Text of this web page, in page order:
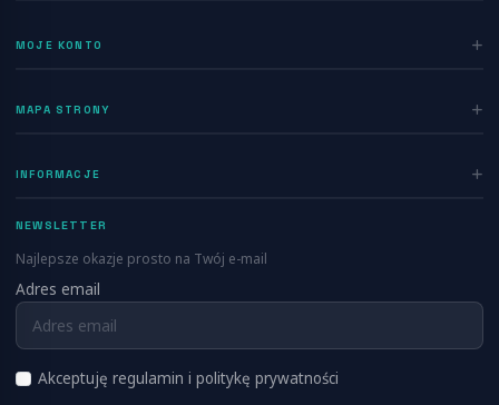
MOJE KONTO
Rejestracja
MAPA STRONY
Ogłoszenia
Dodaj ogłoszenie
Blog
Info
RSS
INFORMACJE
Regulamin
Kontakt
FAQ
NEWSLETTER
Najlepsze okazje prosto na Twój e-mail
Adres email
Akceptuję regulamin i politykę prywatności